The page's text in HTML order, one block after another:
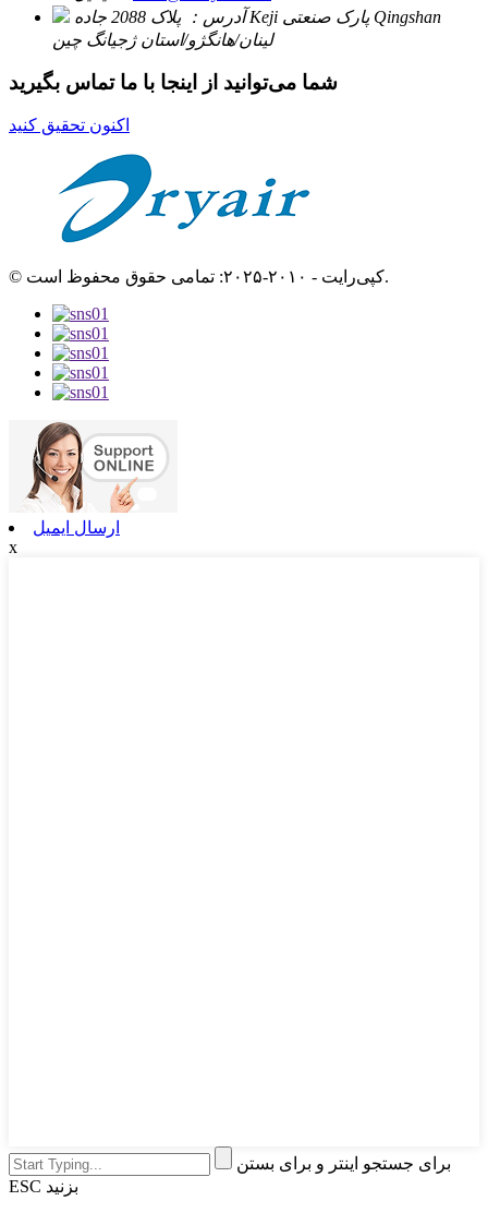
آدرس：
پلاک 2088 جاده Keji پارک صنعتی Qingshan
لینان/هانگژو/استان ژجیانگ چین
شما می‌توانید از اینجا با ما تماس بگیرید
اکنون تحقیق کنید
© کپی‌رایت - ۲۰۱۰-۲۰۲۵: تمامی حقوق محفوظ است.
ارسال ایمیل
x
برای جستجو اینتر و برای بستن
ESC بزنید